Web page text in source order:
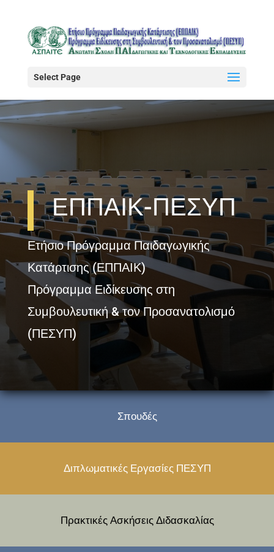
Select Page
ΕΠΠΑΙΚ-ΠΕΣΥΠ
Ετήσιο Πρόγραμμα Παιδαγωγικής
Κατάρτισης (ΕΠΠΑΙΚ)
Πρόγραμμα Ειδίκευσης στη
Συμβουλευτική & τον Προσανατολισμό
(ΠΕΣΥΠ)
Σπουδές
Διπλωματικές Εργασίες ΠΕΣΥΠ
Πρακτικές Ασκήσεις Διδασκαλίας